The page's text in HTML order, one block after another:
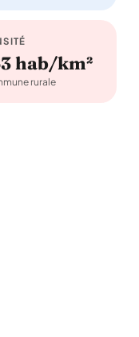
hab/km²
rurale